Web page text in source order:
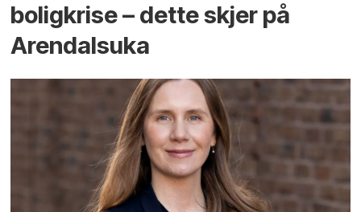
bolig­krise – dette skjer på
Arendals­uka